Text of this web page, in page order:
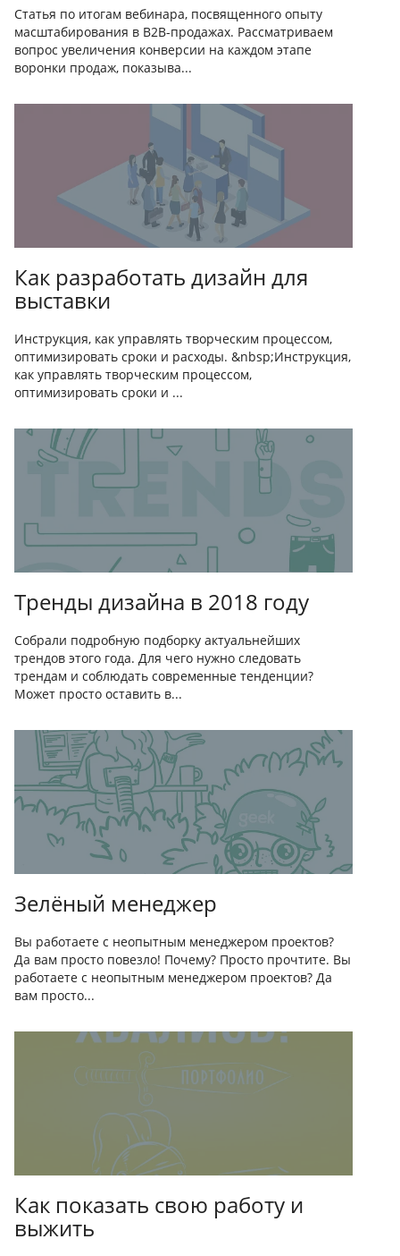
Статья по итогам вебинара, посвященного опыту
масштабирования в B2B-продажах. Рассматриваем
вопрос увеличения конверсии на каждом этапе
воронки продаж, показыва...
Как разработать дизайн для
выставки
Инструкция, как управлять творческим процессом,
оптимизировать сроки и расходы. &nbsp;Инструкция,
как управлять творческим процессом,
оптимизировать сроки и ...
Тренды дизайна в 2018 году
Собрали подробную подборку актуальнейших
трендов этого года. Для чего нужно следовать
трендам и соблюдать современные тенденции?
Может просто оставить в...
Зелёный менеджер
Вы работаете с неопытным менеджером проектов?
Да вам просто повезло! Почему? Просто прочтите. Вы
работаете с неопытным менеджером проектов? Да
вам просто...
Как показать свою работу и
выжить